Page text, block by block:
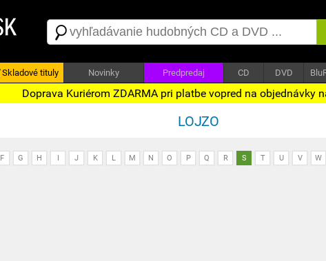
Skladové tituly Novinky Predpredaj CD DVD
Doprava Kuriérom ZDARMA pri platbe vopred na objednávky
LOJZO
F G H I J K L M N O P Q R S T U V W